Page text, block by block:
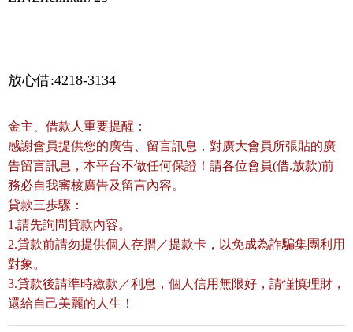
放心借:4218-3134
金主、借款人重要提醒：
感謝會員提供您的廣告、留言訊息，對廣大會員所張貼的廣
告留言訊息，本平台不做任何保證！請各位會員(借.放款)前
務必自我審核廣告及留言內容。
貸款三歩驟：
1.請先詢問貸款內容。
2.貸款前請勿提供個人存摺／提款卡，以免成為詐騙集團利用
對象。
3.貸款後請準時繳款／利息，個人信用無限好，請慬慎理財，
還給自己美麗的人生！